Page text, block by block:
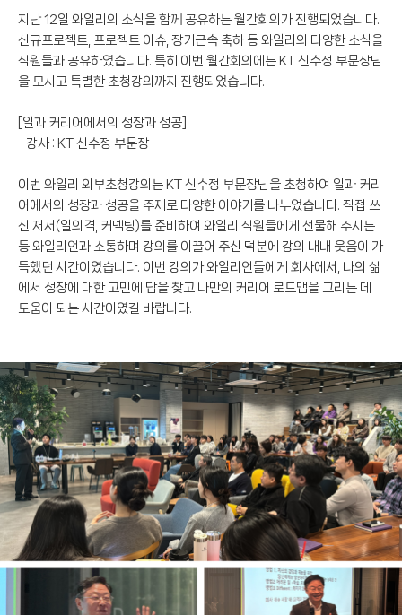
지난 12일 와일리의 소식을 함께 공유하는 월간회의가 진행되었습니다.
신규프로젝트, 프로젝트 이슈, 장기근속 축하 등 와일리의 다양한 소식을
직원들과 공유하였습니다. 특히 이번 월간회의에는 KT 신수정 부문장님
을 모시고 특별한 초청강의까지 진행되었습니다.
[일과 커리어에서의 성장과 성공]
- 강사 : KT 신수정 부문장
이번 와일리 외부초청강의는 KT 신수정 부문장님을 초청하여 일과 커리
어에서의 성장과 성공을 주제로 다양한 이야기를 나누었습니다. 직접 쓰
신 저서(일의격, 커넥팅)를 준비하여 와일리 직원들에게 선물해 주시는
등 와일리언과 소통하며 강의를 이끌어 주신 덕분에 강의 내내 웃음이 가
득했던 시간이였습니다. 이번 강의가 와일리언들에게 회사에서, 나의 삶
에서 성장에 대한 고민에 답을 찾고 나만의 커리어 로드맵을 그리는 데
도움이 되는 시간이였길 바랍니다.